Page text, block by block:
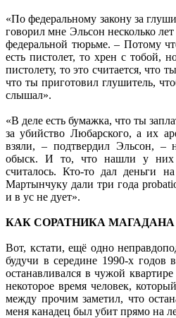
«По федеральному закону за
говорил мне Эльсон несколько
федеральной тюрьме. – Потому
есть пистолет, то хрен с тобой,
пистолету, то это считается, что
что ты приготовил глушитель,
слышал».
«В деле есть бумажка, что ты
за убийство Любарского, а их
взяли, – подтвердил Эльсон,
обыск. И то, что нашли у них
считалось. Кто-то дал деньги
Мартынчуку дали три года
и в ус не дует».
КАК СОРАТНИКА
Вот, кстати, ещё одно
будучи в середине 1990-х годов
останавливался в чужой
некоторое время человек,
между прочим заметил, что
меня канадец был убит прямо на